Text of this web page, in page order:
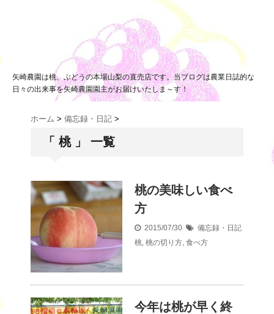
矢崎農園は桃、ぶどうの本場山梨の直売店です。当ブログは農業日誌的な
日々の出来事を矢崎農園園主がお届けいたしま～す！
ホーム > 備忘録・日記 >
「 桃 」 一覧
桃の美味しい食べ
方
2015/07/30
備忘録・日記
桃, 桃の切り方, 食べ方
今年は桃が早く終